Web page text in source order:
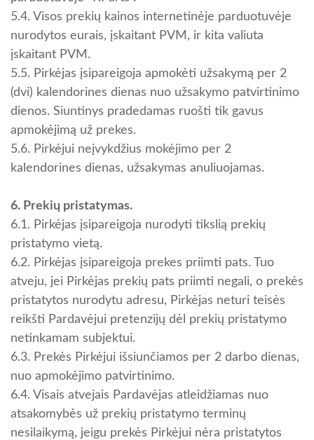
5.4. Visos prekių kainos internetinėje parduotuvėje
nurodytos eurais, įskaitant PVM, ir kita valiuta
įskaitant PVM.
5.5. Pirkėjas įsipareigoja apmokėti užsakymą per 2
(dvi) kalendorines dienas nuo užsakymo patvirtinimo
dienos. Siuntinys pradedamas ruošti tik gavus
apmokėjimą už prekes.
5.6. Pirkėjui neįvykdžius mokėjimo per 2
kalendorines dienas, užsakymas anuliuojamas.
6. Prekių pristatymas.
6.1. Pirkėjas įsipareigoja nurodyti tikslią prekių
pristatymo vietą.
6.2. Pirkėjas įsipareigoja prekes priimti pats. Tuo
atveju, jei Pirkėjas prekių pats priimti negali, o prekės
pristatytos nurodytu adresu, Pirkėjas neturi teisės
reikšti Pardavėjui pretenzijų dėl prekių pristatymo
netinkamam subjektui.
6.3. Prekės Pirkėjui išsiunčiamos per 2 darbo dienas,
nuo apmokėjimo patvirtinimo.
6.4. Visais atvejais Pardavėjas atleidžiamas nuo
atsakomybės už prekių pristatymo terminų
nesilaikymą, jeigu prekės Pirkėjui nėra pristatytos